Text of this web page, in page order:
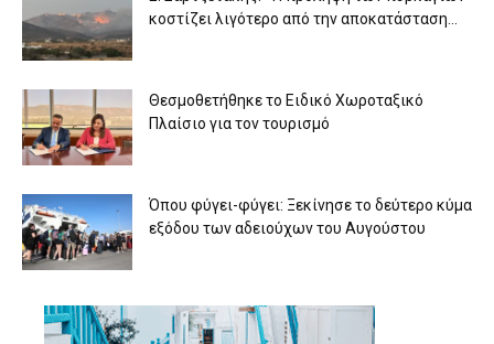
κοστίζει λιγότερο από την αποκατάσταση...
Θεσμοθετήθηκε το Ειδικό Χωροταξικό
Πλαίσιο για τον τουρισμό
Όπου φύγει-φύγει: Ξεκίνησε το δεύτερο κύμα
εξόδου των αδειούχων του Αυγούστου